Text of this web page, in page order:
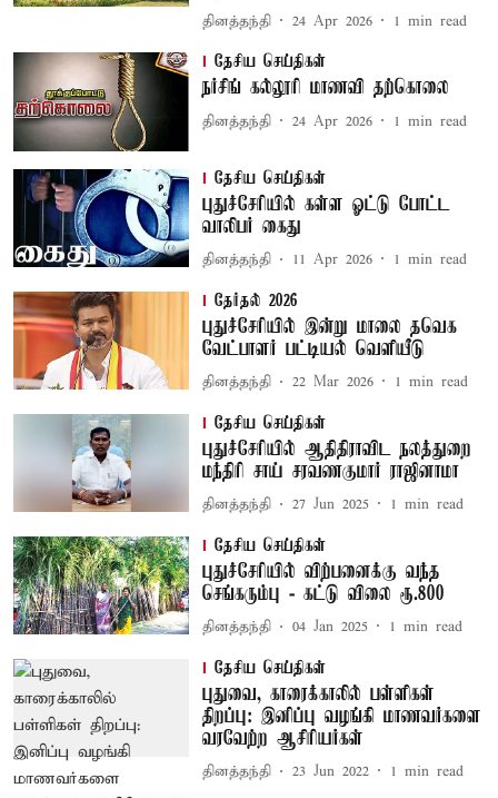
தினத்தந்தி 24 Apr 2026 1 min read
தேசிய செய்திகள்
நர்சிங் கல்லூரி மாணவி தற்கொலை
தினத்தந்தி 24 Apr 2026 1 min read
தேசிய செய்திகள்
புதுச்சேரியில் கள்ள ஓட்டு போட்ட
வாலிபர் கைது
தினத்தந்தி 11 Apr 2026 1 min read
தேர்தல் 2026
புதுச்சேரியில் இன்று மாலை தவெக
வேட்பாளர் பட்டியல் வெளியீடு
தினத்தந்தி 22 Mar 2026 1 min read
தேசிய செய்திகள்
புதுச்சேரியில் ஆதிதிராவிட நலத்துறை
மந்திரி சாய் சரவணகுமார் ராஜினாமா
தினத்தந்தி 27 Jun 2025 1 min read
தேசிய செய்திகள்
புதுச்சேரியில் விற்பனைக்கு வந்த
செங்கரும்பு - கட்டு விலை ரூ.800
தினத்தந்தி 04 Jan 2025 1 min read
தேசிய செய்திகள்
புதுவை, காரைக்காலில் பள்ளிகள்
திறப்பு: இனிப்பு வழங்கி மாணவர்களை
வரவேற்ற ஆசிரியர்கள்
தினத்தந்தி 23 Jun 2022 1 min read